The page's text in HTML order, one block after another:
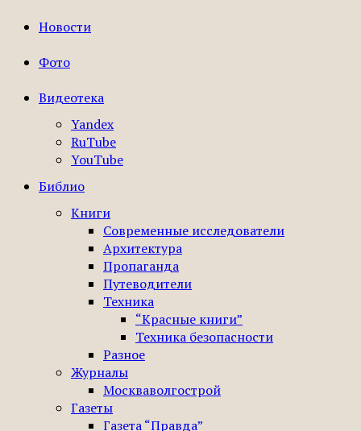
Новости
Фото
Видеотека
Yandex
RuTube
YouTube
Библио
Книги
Современные исследователи
Архитектура
Пропаганда
Путеводители
Техника
“Красные книги”
Техника безопасности
Разное
Журналы
Москваволгострой
Газеты
Газета “Правда”